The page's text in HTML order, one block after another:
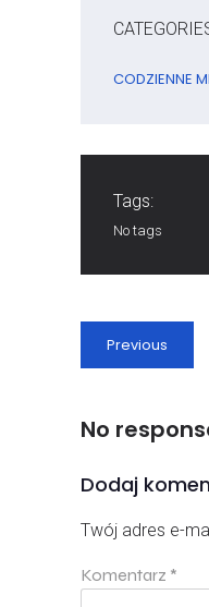
CODZIENNE
Tags:
No tags
Previous
No
Dodaj
Twój adres e-
Komentarz *